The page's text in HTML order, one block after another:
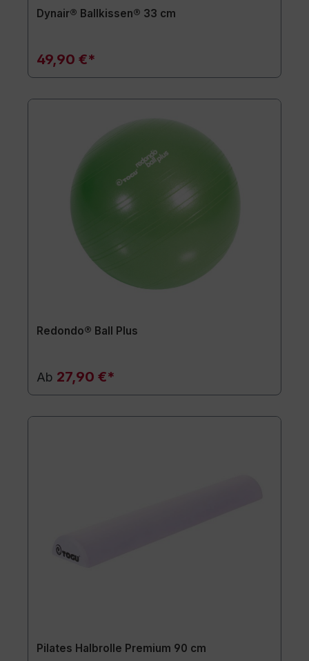
Dynair® Ballkissen® 33 cm
49,90 €*
Redondo® Ball Plus
Ab 27,90 €*
Pilates Halbrolle Premium 90 cm